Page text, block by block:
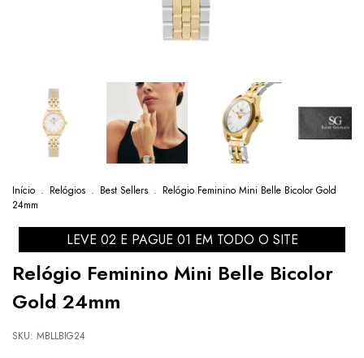
Início . Relógios . Best Sellers . Relógio Feminino Mini Belle Bicolor Gold
24mm
LEVE 02 E PAGUE 01 EM TODO O SITE
Relógio Feminino Mini Belle Bicolor
Gold 24mm
SKU: MBLLBIG24